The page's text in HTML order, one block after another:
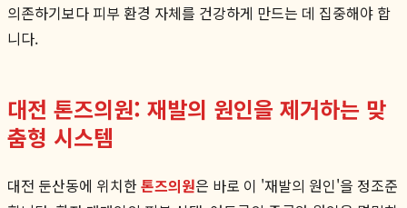
의존하기보다 피부 환경 자체를 건강하게 만드는 데 집중해야 합
니다.
대전 톤즈의원: 재발의 원인을 제거하는 맞
춤형 시스템
대전 둔산동에 위치한톤즈의원은 바로 이 '재발의 원인'을 정조준